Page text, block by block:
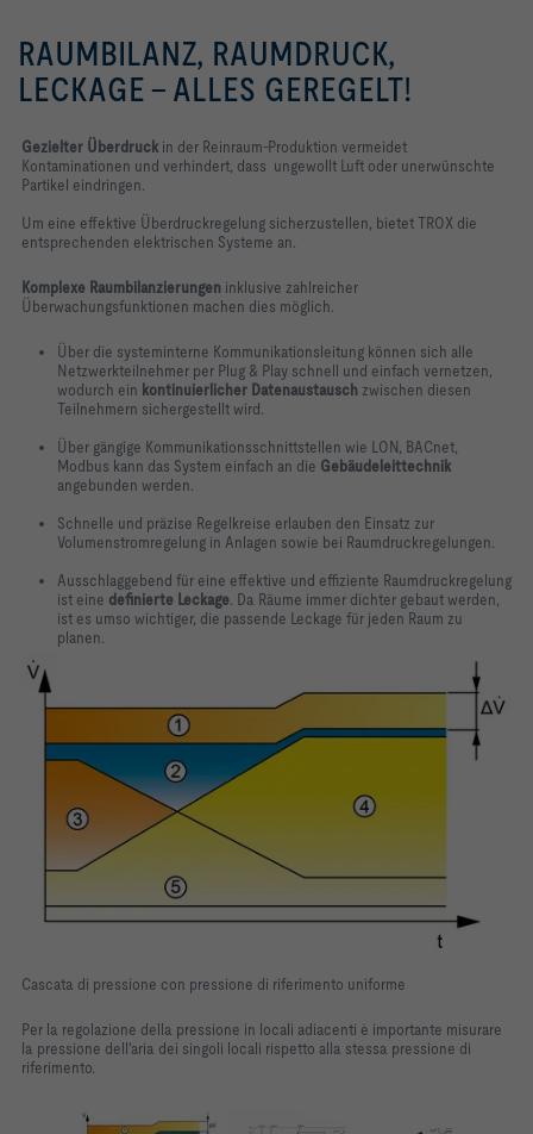
RAUMBILANZ, RAUMDRUCK,
LECKAGE – ALLES GEREGELT!
Gezielter Überdruck in der Reinraum-Produktion vermeidet
Kontaminationen und verhindert, dass ungewollt Luft oder unerwünschte
Partikel eindringen.
Um eine effektive Überdruckregelung sicherzustellen, bietet TROX die
entsprechenden elektrischen Systeme an.
Komplexe Raumbilanzierungen inklusive zahlreicher
Überwachungsfunktionen machen dies möglich.
Über die systeminterne Kommunikationsleitung können sich alle
Netzwerkteilnehmer per Plug & Play schnell und einfach vernetzen,
wodurch ein kontinuierlicher Datenaustausch zwischen diesen
Teilnehmern sichergestellt wird.
Über gängige Kommunikationsschnittstellen wie LON, BACnet,
Modbus kann das System einfach an die Gebäudeleittechnik
angebunden werden.
Schnelle und präzise Regelkreise erlauben den Einsatz zur
Volumenstromregelung in Anlagen sowie bei Raumdruckregelungen.
Ausschlaggebend für eine effektive und effiziente Raumdruckregelung
ist eine definierte Leckage. Da Räume immer dichter gebaut werden,
ist es umso wichtiger, die passende Leckage für jeden Raum zu
planen.
Cascata di pressione con pressione di riferimento uniforme
Per la regolazione della pressione in locali adiacenti è importante misurare
la pressione dell'aria dei singoli locali rispetto alla stessa pressione di
riferimento.